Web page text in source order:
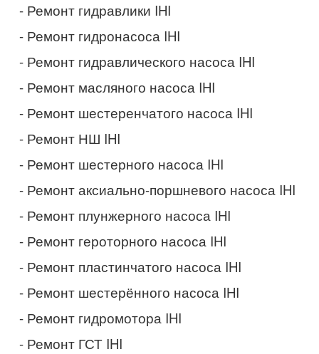
- Ремонт гидравлики IHI
- Ремонт гидронасоса IHI
- Ремонт гидравлического насоса IHI
- Ремонт масляного насоса IHI
- Ремонт шестеренчатого насоса IHI
- Ремонт НШ IHI
- Ремонт шестерного насоса IHI
- Ремонт аксиально-поршневого насоса IHI
- Ремонт плунжерного насоса IHI
- Ремонт героторного насоса IHI
- Ремонт пластинчатого насоса IHI
- Ремонт шестерённого насоса IHI
- Ремонт гидромотора IHI
- Ремонт ГСТ IHI